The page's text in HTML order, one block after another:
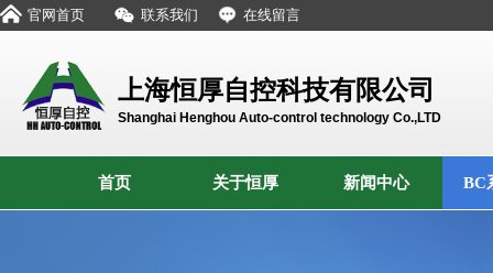
在线留言
联系我们
官网首页
上海恒厚自控科技有限公司
Shanghai Henghou Auto-control technology Co.,LTD
首页 关于恒厚 新闻中心 BC